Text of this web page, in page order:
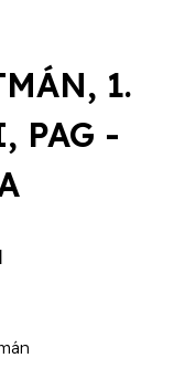
1.
PAG -